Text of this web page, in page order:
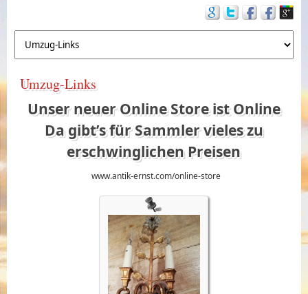
Umzug-Links
Unser neuer Online Store ist Online
Da gibt’s für Sammler vieles zu
erschwinglichen Preisen
www.antik-ernst.com/online-store